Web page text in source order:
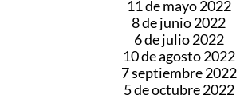
11 de mayo 2022
8 de junio 2022
6 de julio 2022
10 de agosto 2022
7 septiembre 2022
5 de octubre 2022